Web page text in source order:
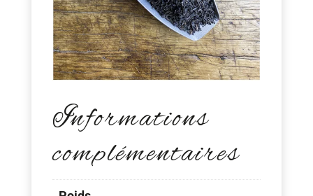
Informations
complémentaires